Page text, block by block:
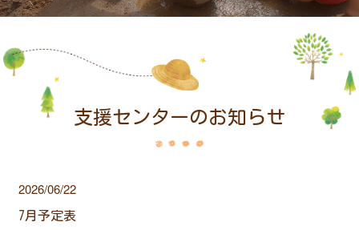
支援センターのお知らせ
2026/06/22
7月予定表